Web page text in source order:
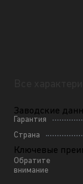
Заводские
Гарантия
Страна
Ключевые
Обратите
внимание